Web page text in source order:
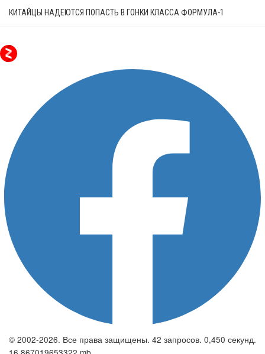
КИТАЙЦЫ НАДЕЮТСЯ ПОПАСТЬ В ГОНКИ КЛАССА ФОРМУЛА-1
© 2002-2026. Все права защищены. 42 запросов. 0,450 секунд.